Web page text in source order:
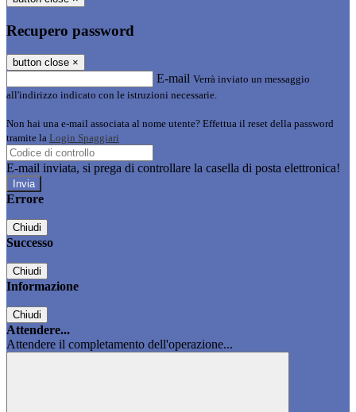
Recupero password
button close ×
E-mail Verrà inviato un messaggio
all'indirizzo indicato con le istruzioni necessarie.
Non hai una e-mail associata al nome utente? Effettua il reset della password
tramite la Login Spaggiari
E-mail inviata, si prega di controllare la casella di posta elettronica!
Errore
Chiudi
Successo
Chiudi
Informazione
Chiudi
Attendere...
Attendere il completamento dell'operazione...